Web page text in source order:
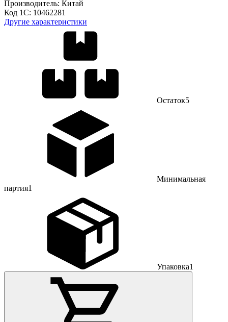
Производитель: Китай
Код 1С: 10462281
Другие характеристики
Остаток5
Минимальная
партия1
Упаковка1